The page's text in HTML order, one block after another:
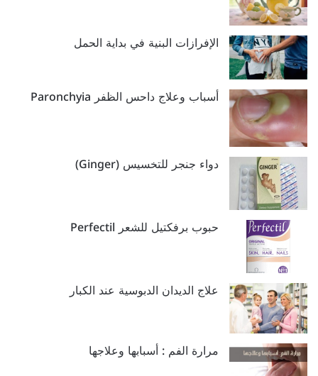
الإفرازات البنية في بداية الحمل
أسباب وعلاج داحس الظفر Paronchyia
دواء جنجر للتخسيس (Ginger)
حبوب برفكتيل للشعر Perfectil
علاج الديدان الدبوسية عند الكبار
مرارة الفم : أسبابها وعلاجها